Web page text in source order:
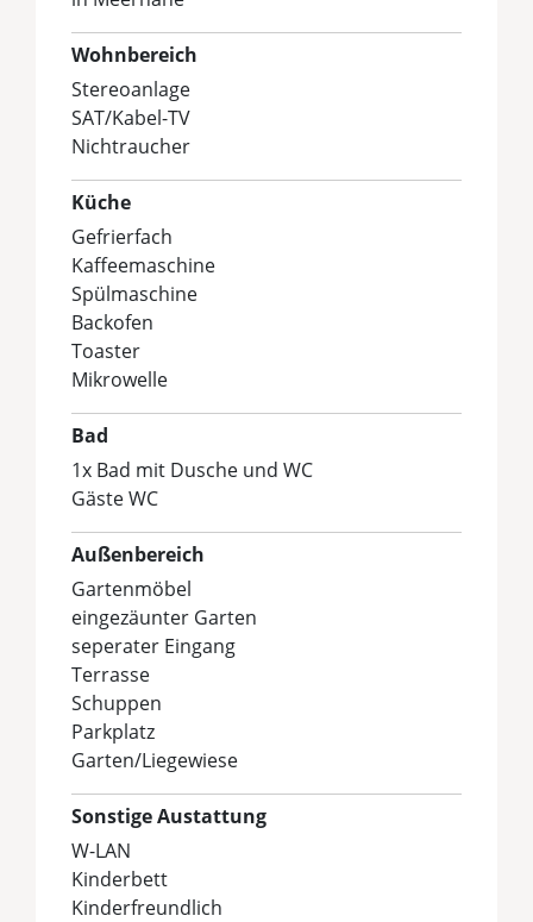
Wohnbereich
Stereoanlage
SAT/Kabel-TV
Nichtraucher
Küche
Gefrierfach
Kaffeemaschine
Spülmaschine
Backofen
Toaster
Mikrowelle
Bad
1x Bad mit Dusche und WC
Gäste WC
Außenbereich
Gartenmöbel
eingezäunter Garten
seperater Eingang
Terrasse
Schuppen
Parkplatz
Garten/Liegewiese
Sonstige Austattung
W-LAN
Kinderbett
Kinderfreundlich